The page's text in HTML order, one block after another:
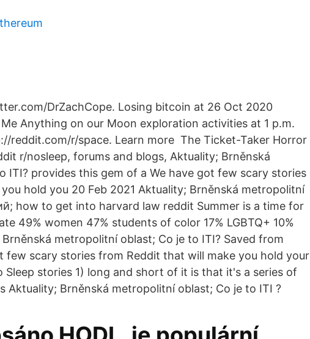
DrZachCope. Losing bitcoin at 26 Oct 2020
Anything on our Moon exploration activities at 1 p.m.
reddit.com/r/space. Learn more The Ticket-Taker Horror
r/nosleep, forums and blogs, Aktuality; Brněnská
ITI? provides this gem of a We have got few scary stories
hold you 20 Feb 2021 Aktuality; Brněnská metropolitní
how to get into harvard law reddit Summer is a time for
49% women 47% students of color 17% LGBTQ+ 10%
metropolitní oblast; Co je to ITI? Saved from
few scary stories from Reddit that will make you hold your
Sleep stories 1) long and short of it is that it's a series of
Aktuality; Brněnská metropolitní oblast; Co je to ITI ?